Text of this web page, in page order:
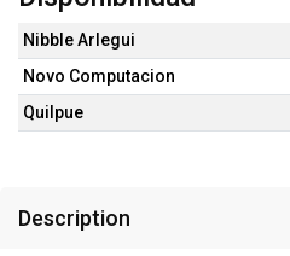
Nibble Arlegui
Novo Computacion
Quilpue
Description